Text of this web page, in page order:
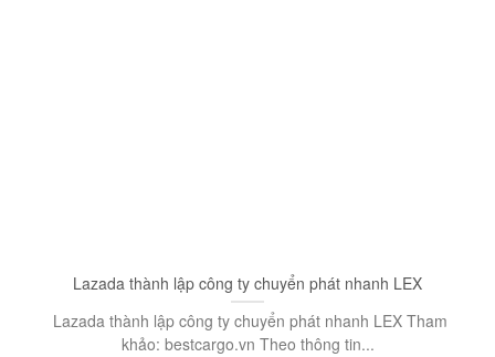
Lazada thành lập công ty chuyển phát nhanh LEX
Lazada thành lập công ty chuyển phát nhanh LEX Tham
khảo: bestcargo.vn Theo thông tin...